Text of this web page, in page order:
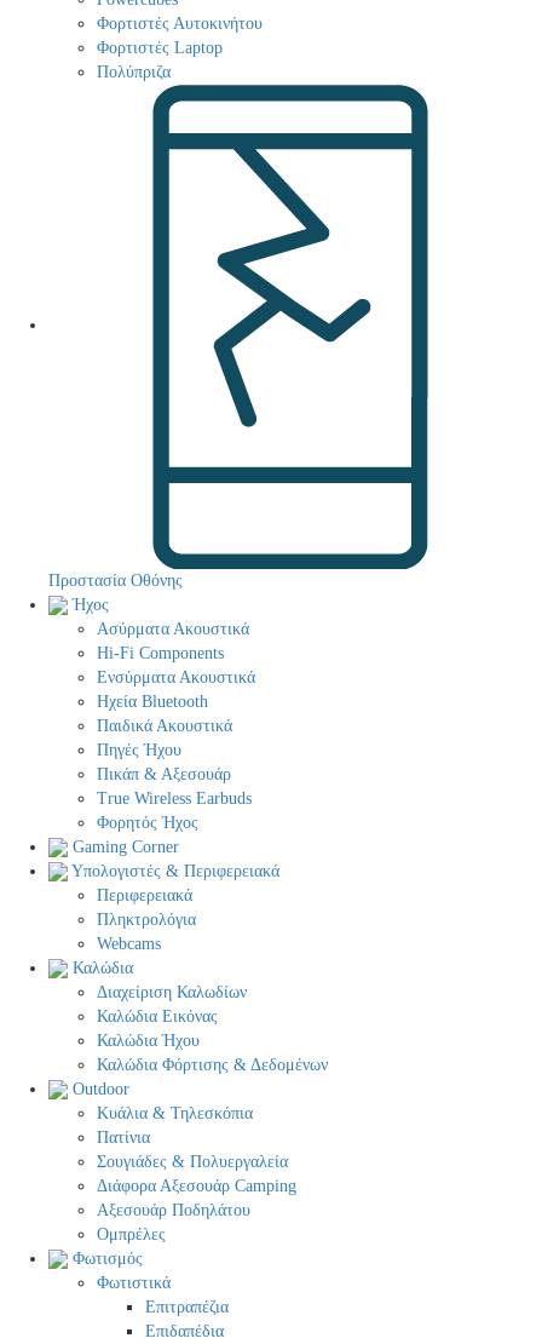
Φορτιστές Αυτοκινήτου
Φορτιστές Laptop
Πολύπριζα
Προστασία Οθόνης
Ήχος
Ασύρματα Ακουστικά
Hi-Fi Components
Ενσύρματα Ακουστικά
Ηχεία Bluetooth
Παιδικά Ακουστικά
Πηγές Ήχου
Πικάπ & Αξεσουάρ
Τrue Wireless Earbuds
Φορητός Ήχος
Gaming Corner
Υπολογιστές & Περιφερειακά
Περιφερειακά
Πληκτρολόγια
Webcams
Καλώδια
Διαχείριση Καλωδίων
Καλώδια Εικόνας
Καλώδια Ήχου
Καλώδια Φόρτισης & Δεδομένων
Outdoor
Κυάλια & Τηλεσκόπια
Πατίνια
Σουγιάδες & Πολυεργαλεία
Διάφορα Αξεσουάρ Camping
Αξεσουάρ Ποδηλάτου
Ομπρέλες
Φωτισμός
Φωτιστικά
Επιτραπέζια
Επιδαπέδια